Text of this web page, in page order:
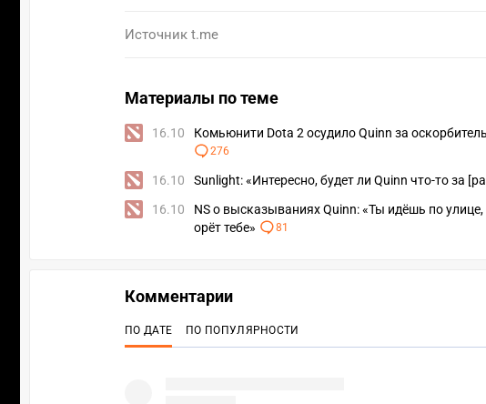
Источник t.me
Материалы по теме
16.10 Комьюнити Dota 2 осудило Quinn за
276
16.10 Sunlight: «Интересно, будет ли Quinn что-то за
16.10
NS о высказываниях Quinn: «Ты идёшь по
орёт тебе»
81
Комментарии
ПО ДАТЕ ПО ПОПУЛЯРНОСТИ